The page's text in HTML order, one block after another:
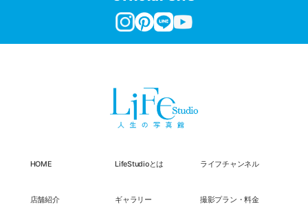
HOME LifeStudioとは ライフチャンネル
店舗紹介 ギャラリー 撮影プラン・料金